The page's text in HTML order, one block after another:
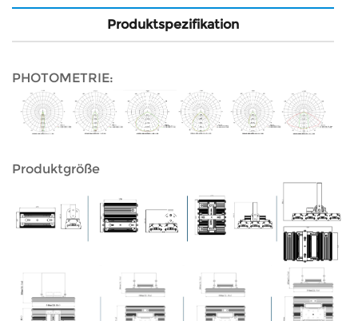
Produktspezifikation
PHOTOMETRIE:
Produktgröße